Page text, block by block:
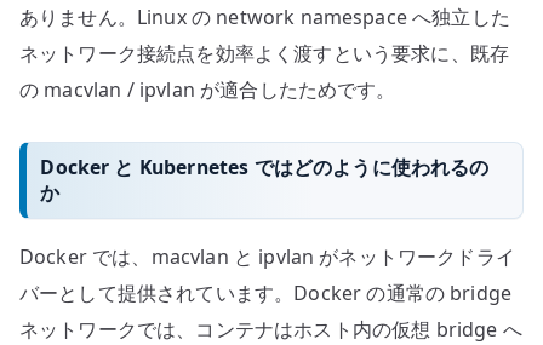
ありません。Linux の network namespace へ独立した
ネットワーク接続点を効率よく渡すという要求に、既存
の macvlan / ipvlan が適合したためです。
Docker と Kubernetes ではどのように使われるの
か
Docker では、macvlan と ipvlan がネットワークドライ
バーとして提供されています。Docker の通常の bridge
ネットワークでは、コンテナはホスト内の仮想 bridge へ